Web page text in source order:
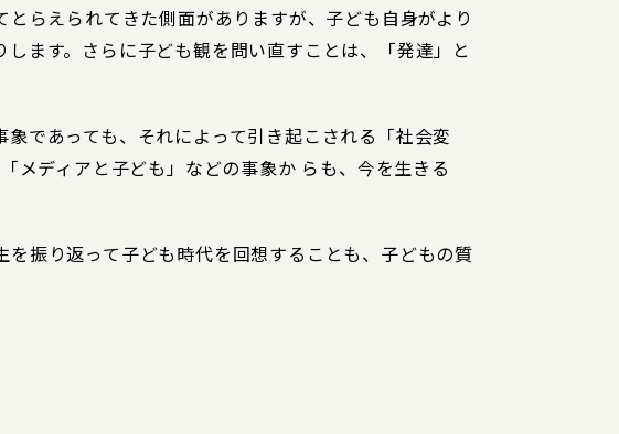
らえられてきた側面がありますが、子ども自身がより
ます。さらに子ども観を問い直すことは、「発達」と
であっても、それによって引き起こされる「社会変
メディアと子ども」などの事象か らも、今を生きる
振り返って子ども時代を回想することも、子どもの質